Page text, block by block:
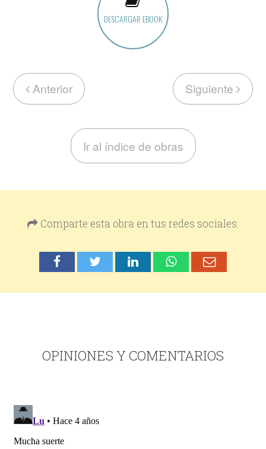
DESCARGAR EBOOK
Anterior Siguiente
Ir al índice de obras
Comparte esta obra en tus redes sociales:
OPINIONES Y COMENTARIOS